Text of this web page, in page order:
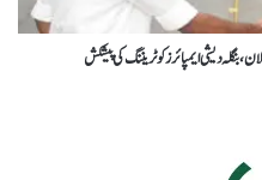
بنگلہ دیشی ایمپائرز کو ٹریننگ کی پیشکش